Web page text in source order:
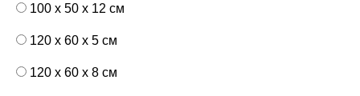
100 x 50 x 12 см
120 x 60 x 5 см
120 x 60 x 8 см